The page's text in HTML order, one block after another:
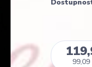
99,09